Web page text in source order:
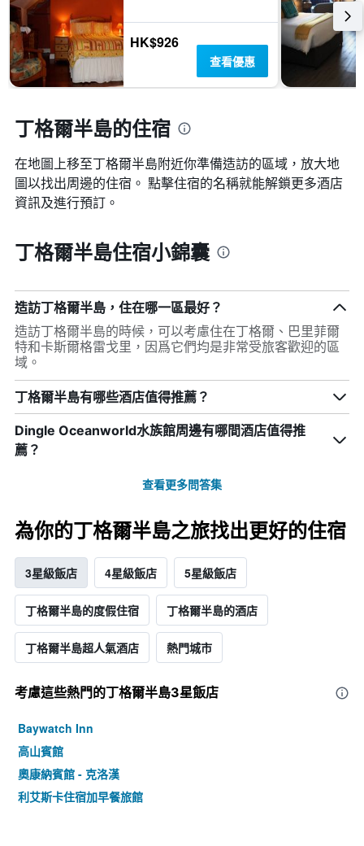
HK$926
查看優惠
丁格爾半島的住宿
在地圖上移至丁格爾半島​​附近你準備造訪的區域，放大地
圖以找出周邊的住宿。 點擊住宿的名稱就能解鎖更多酒店
資訊及進行預訂。
丁格爾半島住宿小錦囊
造訪丁格爾半島，住在哪一區最好？
造訪丁格爾半島的時候，可以考慮住在丁格爾、巴里菲爾
特和卡斯爾格雷戈里，因爲它們均是非常受旅客歡迎的區
域。
丁格爾半島有哪些酒店值得推薦？
Dingle Oceanworld水族館周邊有哪間酒店值得推
薦？
查看更多問答集
為你的丁格爾半島之旅找出更好的住宿
3星級飯店 4星級飯店 5星級飯店
丁格爾半島的度假住宿 丁格爾半島的酒店
丁格爾半島超人氣酒店 熱門城市
考慮這些熱門的丁格爾半島3星​飯店
Baywatch Inn
高山賓館
奧康納賓館 - 克洛漢
利艾斯卡住宿加早餐旅館